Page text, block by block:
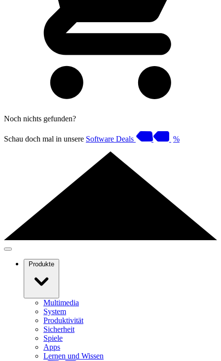
Noch nichts gefunden?
Schau doch mal in unsere Software Deals %
Produkte
Multimedia
System
Produktivität
Sicherheit
Spiele
Apps
Lernen und Wissen